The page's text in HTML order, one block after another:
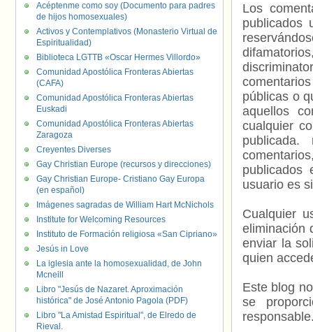
Los
publicados
públicas o
aquellos
cualquier
usuario es
Cualquier
eliminación
enviar la
quien
Este blog
se
Acéptenme como soy (Documento para padres
de hijos homosexuales)
Activos y Contemplativos (Monasterio Virtual de
Espiritualidad)
Biblioteca LGTTB «Oscar Hermes Villordo»
Comunidad Apostólica Fronteras Abiertas
(CAFA)
Comunidad Apostólica Fronteras Abiertas
Euskadi
Comunidad Apostólica Fronteras Abiertas
Zaragoza
Creyentes Diverses
Gay Christian Europe (recursos y direcciones)
Gay Christian Europe- Cristiano Gay Europa
(en español)
Imágenes sagradas de William Hart McNichols
Institute for Welcoming Resources
Instituto de Formación religiosa «San Cipriano»
Jesús in Love
La iglesia ante la homosexualidad, de John
Mcneill
Libro "Jesús de Nazaret. Aproximación
histórica" de José Antonio Pagola (PDF)
Libro "La Amistad Espiritual", de Elredo de
Rieval.